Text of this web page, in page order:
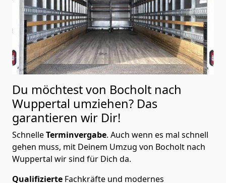
Du möchtest von Bocholt nach
Wuppertal umziehen? Das
garantieren wir Dir!
SchnelleTerminvergabe. Auch wenn es mal schnell
gehen muss, mit Deinem Umzug von Bocholt nach
Wuppertal wir sind für Dich da.
Qualifizierte Fachkräfte und modernes